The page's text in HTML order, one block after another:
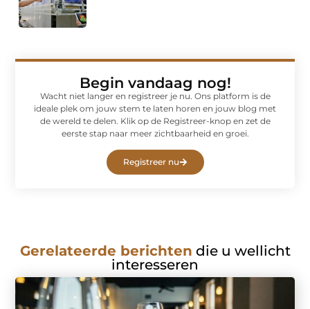
Begin vandaag nog!
Wacht niet langer en registreer je nu. Ons platform is de
ideale plek om jouw stem te laten horen en jouw blog met
de wereld te delen. Klik op de Registreer-knop en zet de
eerste stap naar meer zichtbaarheid en groei.
Registreer nu
Gerelateerde berichten die u wellicht
interesseren